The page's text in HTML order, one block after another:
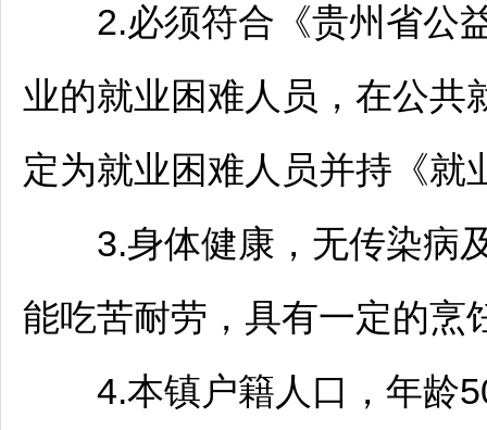
2.必须符合《贵州省公益
业的就业困难人员，在公共
定为就业困难人员并持《就
3.身体健康，无传染病及
能吃苦耐劳，具有一定的烹
4.本镇户籍人口，年龄